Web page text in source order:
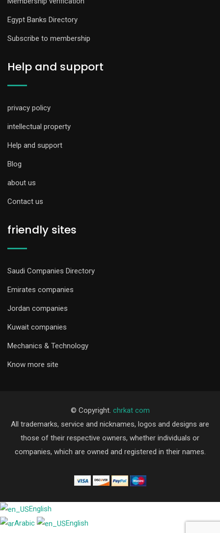
Egypt Banks Directory
Subscribe to membership
Help and support
privacy policy
intellectual property
Help and support
Blog
about us
Contact us
friendly sites
Saudi Companies Directory
Emirates companies
Jordan companies
Kuwait companies
Mechanics & Technology
Know more site
© Copyright. chrkat com
All trademarks, service and nicknames, logos and designs are
those of their respective owners, whether individuals or
companies, which are owned and registered in their names.
English
Arabic
English